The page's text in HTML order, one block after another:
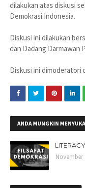
dilakukan atas diskusi
Demokrasi Indonesia.
Diskusi ini dilakukan
dan Dadang Darmawan
Diskusi ini dimoderatori
ANDA MUNGKIN
November